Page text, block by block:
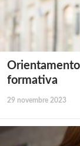
formativa
29 novembre 2023